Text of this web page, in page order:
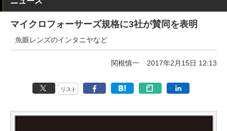
マイクロフォーサーズ規格に3社が賛同を表明
魚眼レンズのインタニヤなど
関根慎一 2017年2月15日 12:13
リスト